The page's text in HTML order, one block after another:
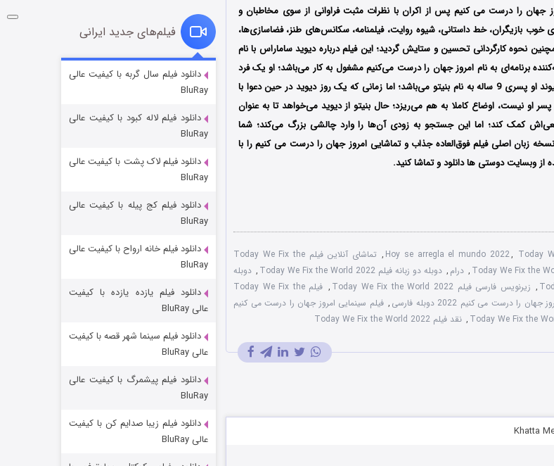
جهان را درست می کنیم پس از اکران با نظرات مثبت فراوانی از سوی مخاطبان و
خوب بازیگران، خط داستانی، شیوه روایت، فیلمنامه، سکانس‌های طنز، فضاسازی‌ها،
نحوه کارگردانی تحسین و ستایش گردید؛ این فیلم درباره دیوید ساماراس با نام
برنامه‌ای به نام امروز جهان را درست می‌کنیم مشغول به کار می‌باشد؛ او یک فرد
مجرد است که تنها حاصل بادوام‌ترین پیوند او پسری 9 ساله به نام بنیتو می‌باشد؛ اما زمانی که یک روز دیوید در حین دعوا با
پسر او نیست، اوضاع کاملا به هم می‌ریزد؛ حال بنیتو از دیوید می‌خواهد تا به عنوان
کمک کند؛ اما این جستجو به زودی آن‌ها را وارد چالشی بزرگ می‌کند؛ شما
زبان اصلی فیلم فوق‌العاده جذاب و تماشایی امروز جهان را درست می کنیم را با
وبسایت دوستی ها دانلود و تماشا کنید.
Hoy se arregla el mundo 2022, Today
,
تماشای آنلاین فیلم Today We Fix the
, درام , دوبله دو زبانه فیلم Today We Fix the World 2022 , دوبله
, زیرنویس فارسی فیلم Today We Fix the World 2022 ,
فیلم Today We Fix the
را درست می کنیم 2022 دوبله فارسی , فیلم سینمایی امروز جهان را درست می کنیم
, نقد فیلم Today We Fix the World 2022
شوگر فصل ۲
قسمت
خاندان اژدها فصل ۳
جادوگری در مغولستان
فیلم‌های جدید ایرانی
دانلود فیلم سال گربه با کیفیت عالی
BluRay
دانلود فیلم لاله کبود با کیفیت عالی
BluRay
دانلود فیلم لاک پشت با کیفیت عالی
BluRay
دانلود فیلم کج‌ پیله با کیفیت عالی
BluRay
دانلود فیلم خانه ارواح با کیفیت عالی
BluRay
دانلود فیلم یازده یازده با کیفیت
عالی BluRay
دانلود فیلم سینما شهر قصه با کیفیت
عالی BluRay
دانلود فیلم پیشمرگ با کیفیت عالی
BluRay
دانلود فیلم زیبا صدایم کن با کیفیت
عالی BluRay